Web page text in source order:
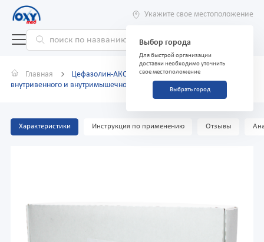
Укажите свое местоположение
Выбор города
Для быстрой организации
доставки необходимо уточнить
свое местоположение
Выбрать город
Главная
Цефазолин-АКОС 1г №50 порошок для
внутривенного и внутримышечного введения
Характеристики Инструкция по применению Отзывы